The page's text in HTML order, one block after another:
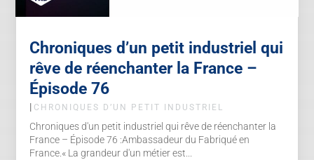
Chroniques d’un petit industriel qui
rêve de réenchanter la France –
Épisode 76
| CHRONIQUES D’UN PETIT INDUSTRIEL
Chroniques d'un petit industriel qui rêve de réenchanter la
France – Épisode 76 :Ambassadeur du Fabriqué en
France.« La grandeur d'un métier est...